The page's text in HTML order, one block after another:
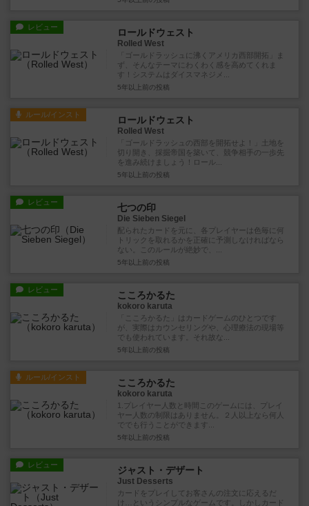
レビュー ロールドウェスト
Rolled West
「ゴールドラッシュに沸くアメリカ西部開拓」ま
ず、そんなテーマにわくわく感を高めてくれま
す！システムはダイスマネジメ...
5年以上前 の投稿
ルール/インスト ロールドウェスト
Rolled West
「ゴールドラッシュの西部を開拓せよ！」土地を
切り開き、採掘帝国を築いて、競争相手の一歩先
を進み続けましょう！ロール...
5年以上前 の投稿
レビュー 七つの印
Die Sieben Siegel
配られたカードを元に、各プレイヤーは色毎に何
トリックを取れるかを正確に予測しなければなら
ない。このルールが絶妙で、...
5年以上前 の投稿
レビュー こころかるた
kokoro karuta
「こころかるた」はカードゲームのひとつです
が、実際はカウンセリングや、心理療法の現場等
でも使われています。それ故な...
5年以上前 の投稿
ルール/インスト こころかるた
kokoro karuta
1.プレイヤー人数と時間このゲームには、プレイ
ヤー人数の制限はありません。２人以上なら何人
ででも行うことができます...
5年以上前 の投稿
レビュー ジャスト・デザート
Just Desserts
カードをプレイしてお客さんの注文に応えるだ
け…というシンプルなゲームです。しかしカード